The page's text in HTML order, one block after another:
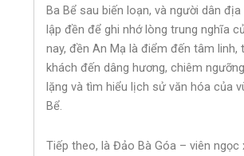
Ba Bể sau biến loạn, và người dân
lập đền để ghi nhớ lòng trung nghĩa
nay, đền An Mạ là điểm đến tâm linh,
khách đến dâng hương, chiêm
lặng và tìm hiểu lịch sử văn hóa của
Bể.
Tiếp theo, là Đảo Bà Góa – viên ngọc